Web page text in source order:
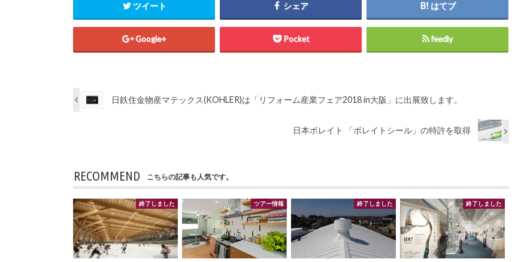
ツイート シェア はてブ
Google+ Pocket feedly
日鉄住金物産マテックス(KOHLER)は「リフォーム産業フェア2018 in大阪」に出展致します。
日本ボレイト 「ボレイトシール」の特許を取得
RECOMMEND こちらの記事も人気です。
終了しました ツアー情報 終了しました 終了しました